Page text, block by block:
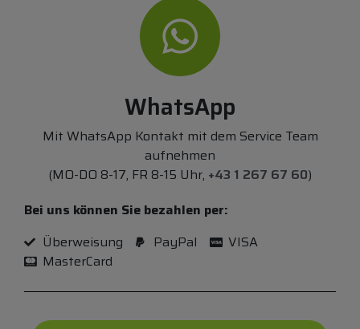
WhatsApp
Mit WhatsApp Kontakt mit dem Service Team
aufnehmen
(MO-DO 8-17, FR 8-15 Uhr, +43 1 267 67 60)
Bei uns können Sie bezahlen per:
Überweisung
PayPal
VISA
MasterCard